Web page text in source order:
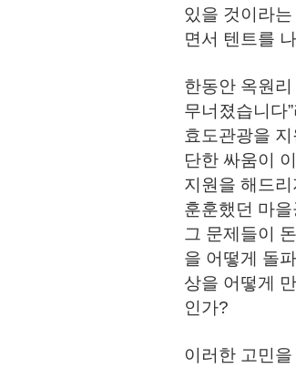
있을 것이라
면서 텐트를
한동안 옥원
무너졌습니다
효도관광을
단한 싸움이
지원을 해드
훈훈했던 마
그 문제들이
을 어떻게 돌
상을 어떻게
인가?
이러한 고민